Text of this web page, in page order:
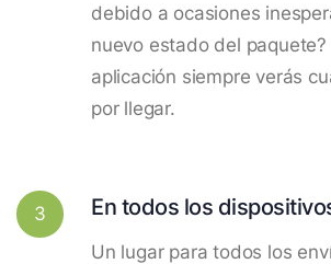
debido a ocasiones
nuevo estado del
aplicación siempre verás
por llegar.
3 En todos los
Un lugar para todos los